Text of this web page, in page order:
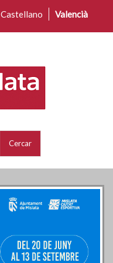
Castellano Valencià